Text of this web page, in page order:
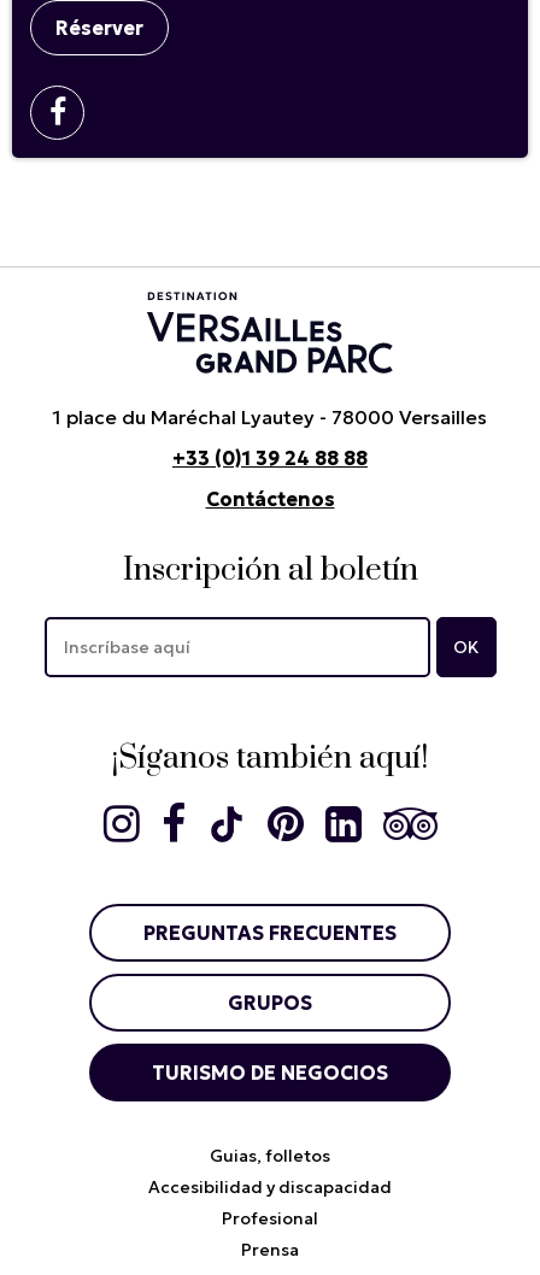
Réserver
1 place du Maréchal Lyautey - 78000 Versailles
+33 (0)1 39 24 88 88
Contáctenos
Inscripción al boletín
¡Síganos también aquí!
PREGUNTAS FRECUENTES
GRUPOS
TURISMO DE NEGOCIOS
Guias, folletos
Accesibilidad y discapacidad
Profesional
Prensa